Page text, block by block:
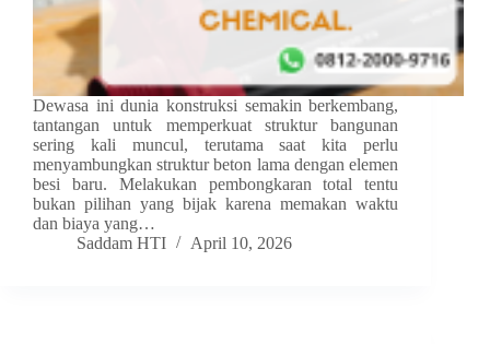
Dewasa ini dunia konstruksi semakin berkembang,
tantangan untuk memperkuat struktur bangunan
sering kali muncul, terutama saat kita perlu
menyambungkan struktur beton lama dengan elemen
besi baru. Melakukan pembongkaran total tentu
bukan pilihan yang bijak karena memakan waktu
dan biaya yang…
Saddam HTI
April 10, 2026